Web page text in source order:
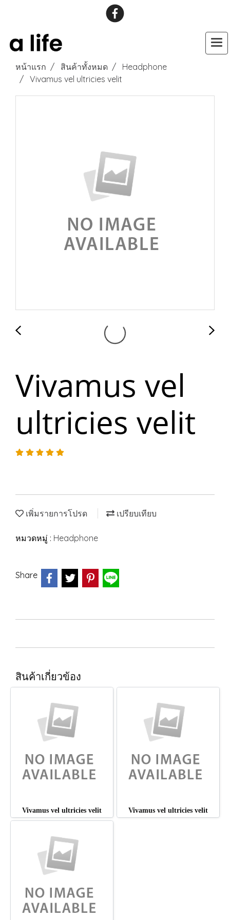
หน้าแรก สินค้าทั้งหมด
Headphone
Vivamus vel ultricies velit
Vivamus vel
ultricies velit
เพิ่มรายการโปรด เปรียบเทียบ
หมวดหมู่ : Headphone
Share
สินค้าเกี่ยวข้อง
Vivamus vel ultricies velit Vivamus vel ultricies velit